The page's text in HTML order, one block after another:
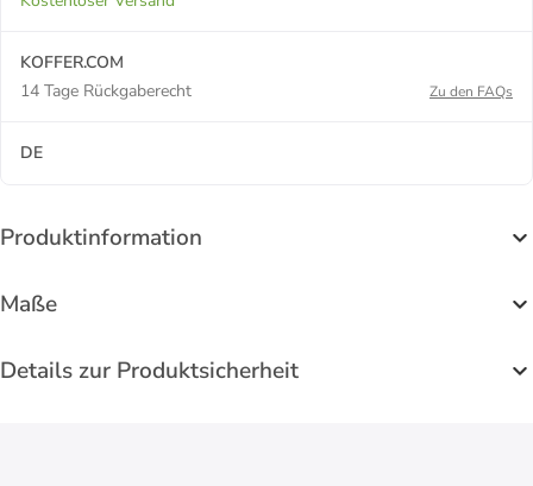
KOFFER.COM
14 Tage Rückgaberecht
Zu den FAQs
DE
Produktinformation
Maße
Details zur Produktsicherheit